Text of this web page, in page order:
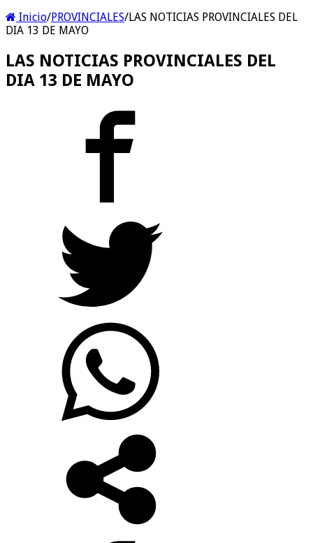
Inicio/PROVINCIALES/LAS NOTICIAS PROVINCIALES DEL
DIA 13 DE MAYO
LAS NOTICIAS PROVINCIALES DEL
DIA 13 DE MAYO